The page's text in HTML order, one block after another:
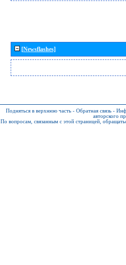
[Newsflashes]
Подняться в верхнюю часть - Обратная связь -
авторского
По вопросам, связанным с этой страницей,